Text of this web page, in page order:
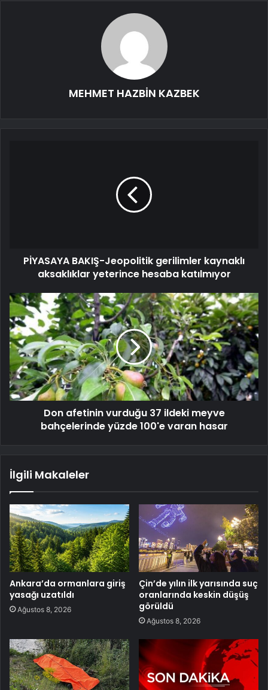
MEHMET HAZBİN KAZBEK
PİYASAYA BAKIŞ-Jeopolitik gerilimler kaynaklı
aksaklıklar yeterince hesaba katılmıyor
Don afetinin vurduğu 37 ildeki meyve
bahçelerinde yüzde 100'e varan hasar
İlgili Makaleler
Ankara’da ormanlara giriş
yasağı uzatıldı
Ağustos 8, 2026
Çin’de yılın ilk yarısında suç
oranlarında keskin düşüş
görüldü
Ağustos 8, 2026